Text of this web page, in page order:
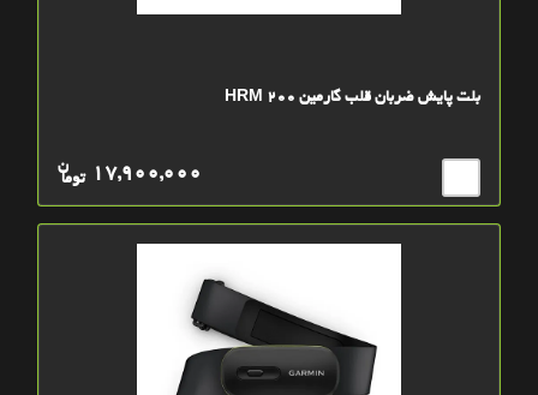
بلت پایش ضربان قلب گارمین HRM 200
توما
ن 17,900,000